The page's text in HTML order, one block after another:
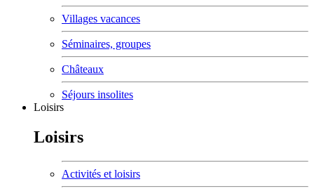
Villages vacances
Séminaires, groupes
Châteaux
Séjours insolites
Loisirs
Loisirs
Activités et loisirs